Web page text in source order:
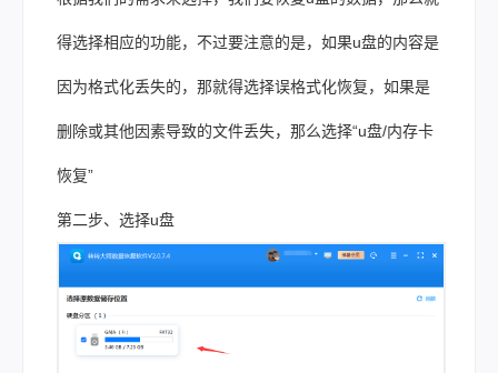
得选择相应的功能，不过要注意的是，如果u盘的内容是
因为格式化丢失的，那就得选择误格式化恢复，如果是
删除或其他因素导致的文件丢失，那么选择“u盘/内存卡
恢复”
第二步、选择u盘